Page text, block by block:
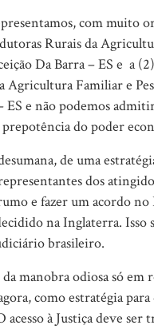
com muito
Rurais da
Da Barra – ES e a
Agricultura Familiar e
ES e não podemos
do poder
de uma
dos
e fazer um acordo no
na Inglaterra. Isso
brasileiro.
manobra odiosa só em
como estratégia
acesso à Justiça deve